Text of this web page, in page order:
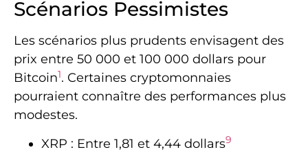
Scénarios Pessimistes
Les scénarios plus prudents envisagent des
prix entre 50 000 et 100 000 dollars pour
Bitcoin1. Certaines cryptomonnaies
pourraient connaître des performances plus
modestes.
XRP : Entre 1,81 et 4,44 dollars9